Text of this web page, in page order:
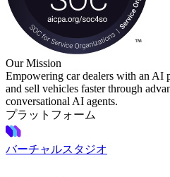
Our Mission
Empowering car dealers with an AI
and sell vehicles faster through
conversational AI agents.
プラットフォーム
バーチャルスタジオ